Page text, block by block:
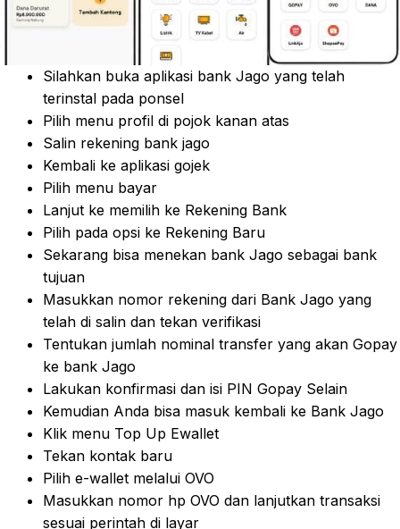
Silahkan buka aplikasi bank Jago yang telah
terinstal pada ponsel
Pilih menu profil di pojok kanan atas
Salin rekening bank jago
Kembali ke aplikasi gojek
Pilih menu bayar
Lanjut ke memilih ke Rekening Bank
Pilih pada opsi ke Rekening Baru
Sekarang bisa menekan bank Jago sebagai bank
tujuan
Masukkan nomor rekening dari Bank Jago yang
telah di salin dan tekan verifikasi
Tentukan jumlah nominal transfer yang akan Gopay
ke bank Jago
Lakukan konfirmasi dan isi PIN Gopay Selain
Kemudian Anda bisa masuk kembali ke Bank Jago
Klik menu Top Up Ewallet
Tekan kontak baru
Pilih e-wallet melalui OVO
Masukkan nomor hp OVO dan lanjutkan transaksi
sesuai perintah di layar